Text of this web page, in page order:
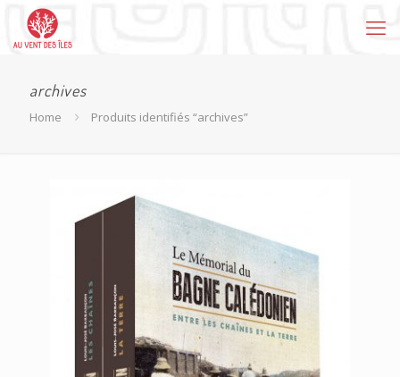
archives
Home Produits identifiés “archives”